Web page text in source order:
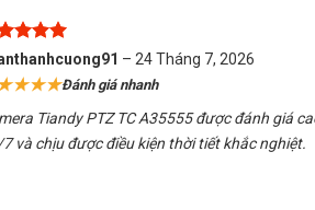
thấp
AI phân tích video nâng cao
Nhận diện người/xechính xác.
xếp
5
5
– 24 Tháng 7, 2026
Đánh giá nhanh
Tiandy PTZ TC A35555 được đánh giá
và chịu được điều kiện thời tiết khắc nghiệt.